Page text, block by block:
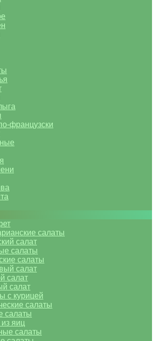
французски
салаты
салат
салаты
салаты
салат
салат
салат
с курицей
салаты
салаты
яиц
салаты